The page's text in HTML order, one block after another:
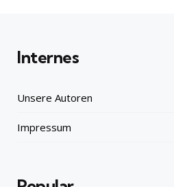
Internes
Unsere Autoren
Impressum